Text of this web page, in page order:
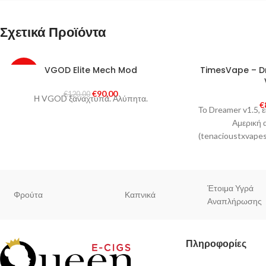
Σχετικά Προϊόντα
VGOD Elite Mech Mod
€120,00 €90,00
Η VGOD ξαναχτυπά. Αλύπητα.
SOLD
TimesVape –
€
Το Dreamer v1.5,
Αμερική
Φρούτα Καπνικά
Έτοιμα Υγρά
Αναπλήρωσης
Πληροφορίες